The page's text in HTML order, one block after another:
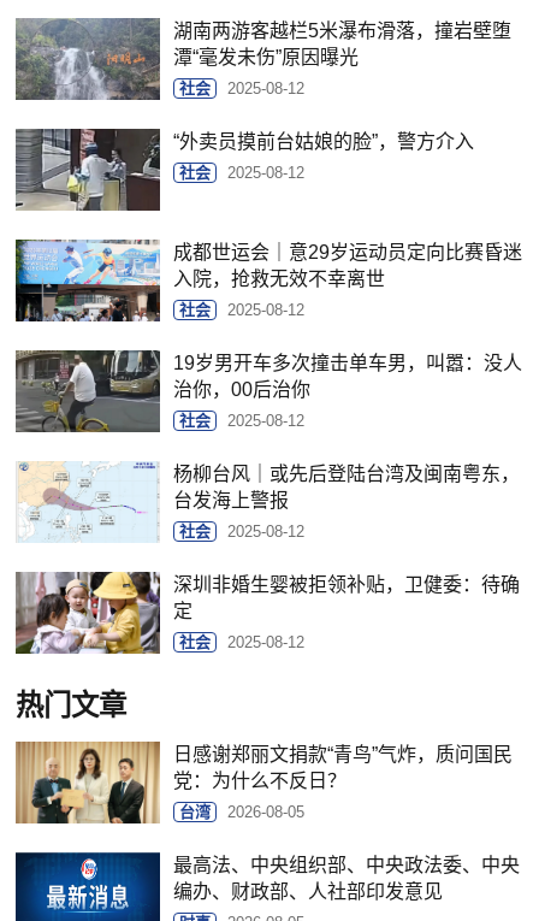
湖南两游客越栏5米瀑布滑落，撞岩壁堕
潭“毫发未伤”原因曝光
社会 2025-08-12
“外卖员摸前台姑娘的脸”，警方介入
社会 2025-08-12
成都世运会｜意29岁运动员定向比赛昏迷
入院，抢救无效不幸离世
社会 2025-08-12
19岁男开车多次撞击单车男，叫嚣：没人
治你，00后治你
社会 2025-08-12
杨柳台风｜或先后登陆台湾及闽南粤东，
台发海上警报
社会 2025-08-12
深圳非婚生婴被拒领补贴，卫健委：待确
定
社会 2025-08-12
热门文章
日感谢郑丽文捐款“青鸟”气炸，质问国民
党：为什么不反日？
台湾 2026-08-05
最高法、中央组织部、中央政法委、中央
编办、财政部、人社部印发意见